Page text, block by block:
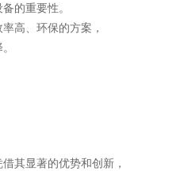
的重要性。
高、环保的方案，
其显著的优势和创新，